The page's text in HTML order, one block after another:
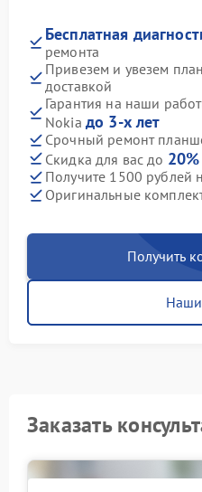
Бесплатная
ремонта
Привезем и увезем
доставкой
Гарантия на наши
Nokia до 3-х лет
Срочный ремонт
Скидка для вас до 20%
Получите 1500 рублей
Оригинальные
Получить
Заказать